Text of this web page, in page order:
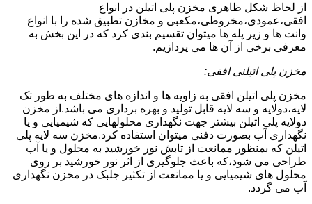
از لحاظ شکل ظاهری مخزن پلی اتیلن در انواع
افقی،عمودی،مخروطی،مکعبی و مخازن تطبیق شده را با انواع
وانت ها و زیر پله ها میتوان تقسیم بندی کرد که در این بخش به
معرفی برخی از آن ها می پردازیم.
مخزن پلی اتیلنی افقی:
مخزن پلی اتیلن افقی به زاویه ها و اندازه های مختلف به طور تک
لایه،دولایه و سه لایه قابل تولید و بهره برداری می باشد.از مخزن
دولایه پلی اتیلن بیشتر جهت نگهداری محلولهایی که شیمیایی و یا
نگهداری آب بصورت دفنی میتوان استفاده کرد.مخزن سه لایه پلی
اتیلن که بمنظور ممانعت از تابش نور خورشید به محلول و یا آب
طراحی می شود،که باعث جلوگیری از اثر نور خورشید بر روی
محلول های شیمیایی و یا ممانعت از تکثیر جلبک در مخزن نگهداری
آب می گردد.